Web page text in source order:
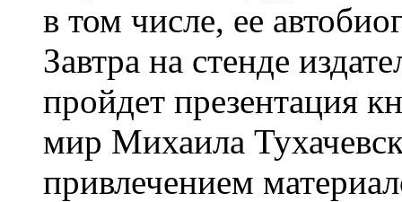
в том числе, ее
Завтра на стенде
пройдет презентация
мир Михаила
привлечением